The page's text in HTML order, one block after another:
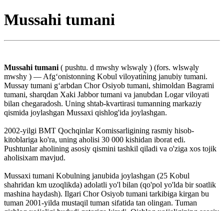
Mussahi tumani
Mussahi tumani ( pushtu. d mwshy wlswạly̰ ) (fors. wlswạly̱
mwshy ) — Afgʻonistonning Kobul viloyatining janubiy tumani.
Mussay tumani gʻarbdan Chor Osiyob tumani, shimoldan Bagrami
tumani, sharqdan Xaki Jabbor tumani va janubdan Logar viloyati
bilan chegaradosh. Uning shtab-kvartirasi tumanning markaziy
qismida joylashgan Mussaxi qishlog'ida joylashgan.
2002-yilgi BMT Qochqinlar Komissarligining rasmiy hisob-
kitoblariga ko'ra, uning aholisi 30 000 kishidan iborat edi.
Pushtunlar aholining asosiy qismini tashkil qiladi va o'ziga xos tojik
aholisixam mavjud.
Mussaxi tumani Kobulning janubida joylashgan (25 Kobul
shahridan km uzoqlikda) adolatli yo'l bilan (qo'pol yo'lda bir soatlik
mashina haydash). Ilgari Chor Osiyob tumani tarkibiga kirgan bu
tuman 2001-yilda mustaqil tuman sifatida tan olingan. Tuman